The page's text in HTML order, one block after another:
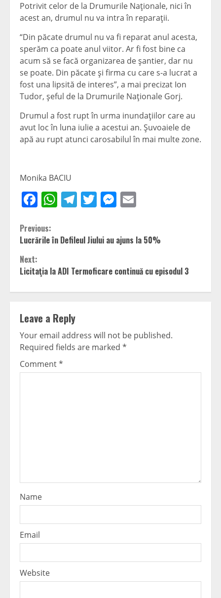
Potrivit celor de la Drumurile Naţionale, nici în
acest an, drumul nu va intra în reparaţii.
“Din păcate drumul nu va fi reparat anul acesta,
sperăm ca poate anul viitor. Ar fi fost bine ca
acum să se facă organizarea de şantier, dar nu
se poate. Din păcate şi firma cu care s-a lucrat a
fost una lipsită de interes”, a mai precizat Ion
Tudor, şeful de la Drumurile Naţionale Gorj.
Drumul a fost rupt în urma inundaţiilor care au
avut loc în luna iulie a acestui an. Şuvoaiele de
apă au rupt atunci carosabilul în mai multe zone.
Monika BACIU
Facebook
WhatsApp
Telegram
TwitterMessenger
Continue
Reading
Previous:
Lucrările în Defileul Jiului au ajuns la 50%
Next:
Licitaţia la ADI Termoficare continuă cu episodul 3
Leave a Reply
Your email address will not be published.
Required fields are marked *
Comment*
Name
Email
Website